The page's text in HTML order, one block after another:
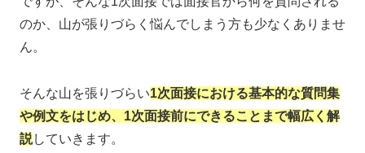
のか、山が張りづらく悩んでしまう方も少なくありませ
ん。
そんな山を張りづらい1次面接における基本的な質問集
や例文をはじめ、1次面接前にできることまで幅広く解
説していきます。